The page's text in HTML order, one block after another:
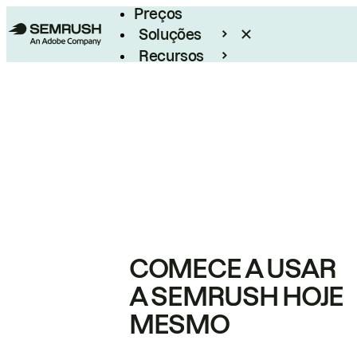
Preços
Soluções
Recursos
COMECE A USAR
A SEMRUSH HOJE
MESMO